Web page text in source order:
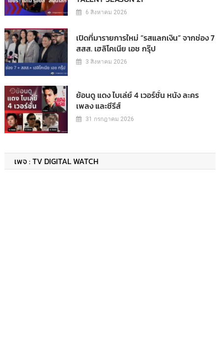
6 สิงหาคม 2026
เปิดที่มารายการใหม่ “รสแลกเงิน” จากช่อง 7
สสส. เฮลิโคเนีย เอช กรุ๊ป
3 สิงหาคม 2026
ย้อนดู แดง ไบเล่ย์ 4 เวอร์ชั่น หนัง ละคร
เพลง และซีรีส์
31 กรกฎาคม 2026
เพจ : TV DIGITAL WATCH